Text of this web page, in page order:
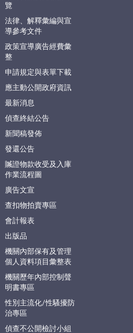
覽
法律、解釋彙編與宣
導參考文件
政策宣導廣告經費彙
整
申請規定與表單下載
應主動公開政府資訊
最新消息
偵查終結公告
新聞稿發佈
發還公告
贓證物款收受及入庫
作業流程圖
廣告文宣
查扣物拍賣專區
會計報表
出版品
機關內部保有及管理
個人資料項目彙整表
機關歷年內部控制聲
明書專區
性別主流化/性騷擾防
治專區
偵查不公開檢討小組